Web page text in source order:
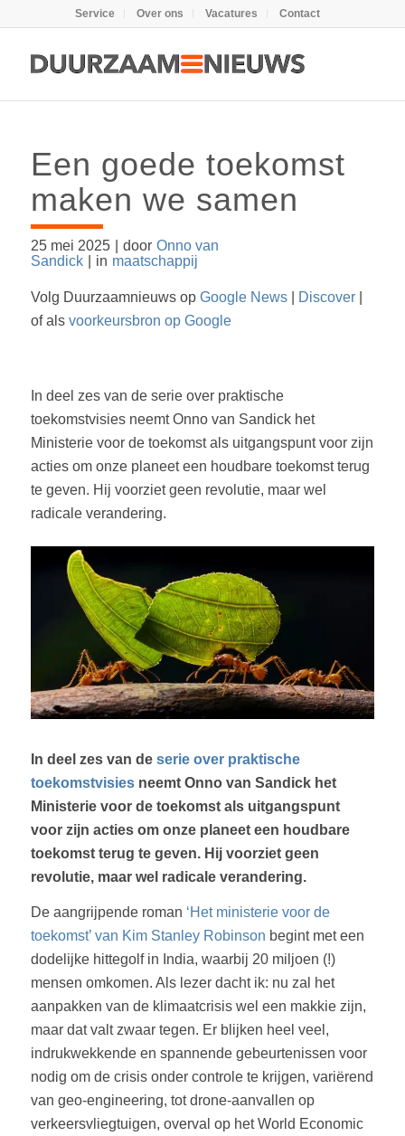
Service Over ons Vacatures Contact
Een goede toekomst
maken we samen
25 mei 2025 door Onno van
Sandick
in maatschappij
Volg Duurzaamnieuws op Google News| Discover|
of als voorkeursbron op Google
In deel zes van de serie over praktische
toekomstvisies neemt Onno van Sandick het
Ministerie voor de toekomst als uitgangspunt voor zijn
acties om onze planeet een houdbare toekomst terug
te geven. Hij voorziet geen revolutie, maar wel
radicale verandering.
In deel zes van de serie over praktische
toekomstvisiesneemt Onno van Sandick het
Ministerie voor de toekomst als uitgangspunt
voor zijn acties om onze planeet een houdbare
toekomst terug te geven. Hij voorziet geen
revolutie, maar wel radicale verandering.
De aangrijpende roman ‘Het ministerie voor de
toekomst’ van Kim Stanley Robinson begint met een
dodelijke hittegolf in India, waarbij 20 miljoen (!)
mensen omkomen. Als lezer dacht ik: nu zal het
aanpakken van de klimaatcrisis wel een makkie zijn,
maar dat valt zwaar tegen. Er blijken heel veel,
indrukwekkende en spannende gebeurtenissen voor
nodig om de crisis onder controle te krijgen, variërend
van geo-engineering, tot drone-aanvallen op
verkeersvliegtuigen, overval op het World Economic